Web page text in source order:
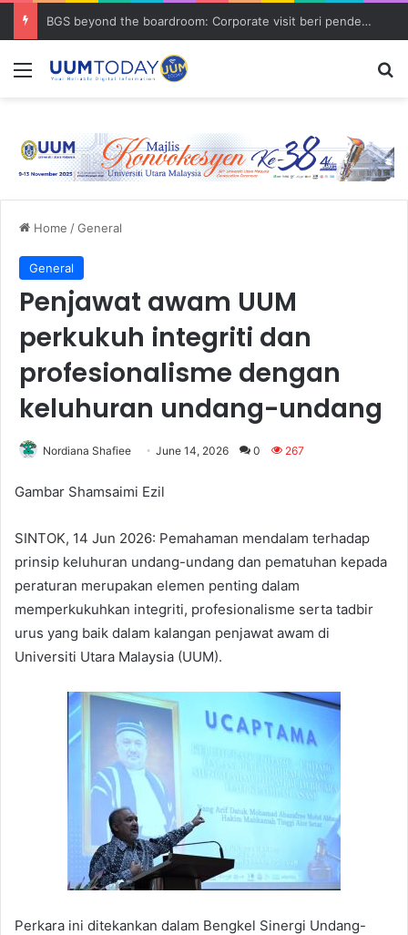
BGS beyond the boardroom: Corporate visit beri pendedahan dunia korporat kepada PELAJAR UUM
Menu
Home /General
General
Penjawat awam UUM
perkukuh integriti dan
profesionalisme dengan
keluhuran undang-undang
Nordiana Shafiee June 14, 2026 0 267
Gambar Shamsaimi Ezil
SINTOK, 14 Jun 2026: Pemahaman mendalam terhadap
prinsip keluhuran undang-undang dan pematuhan kepada
peraturan merupakan elemen penting dalam
memperkukuhkan integriti, profesionalisme serta tadbir
urus yang baik dalam kalangan penjawat awam di
Universiti Utara Malaysia (UUM).
Perkara ini ditekankan dalam Bengkel Sinergi Undang-